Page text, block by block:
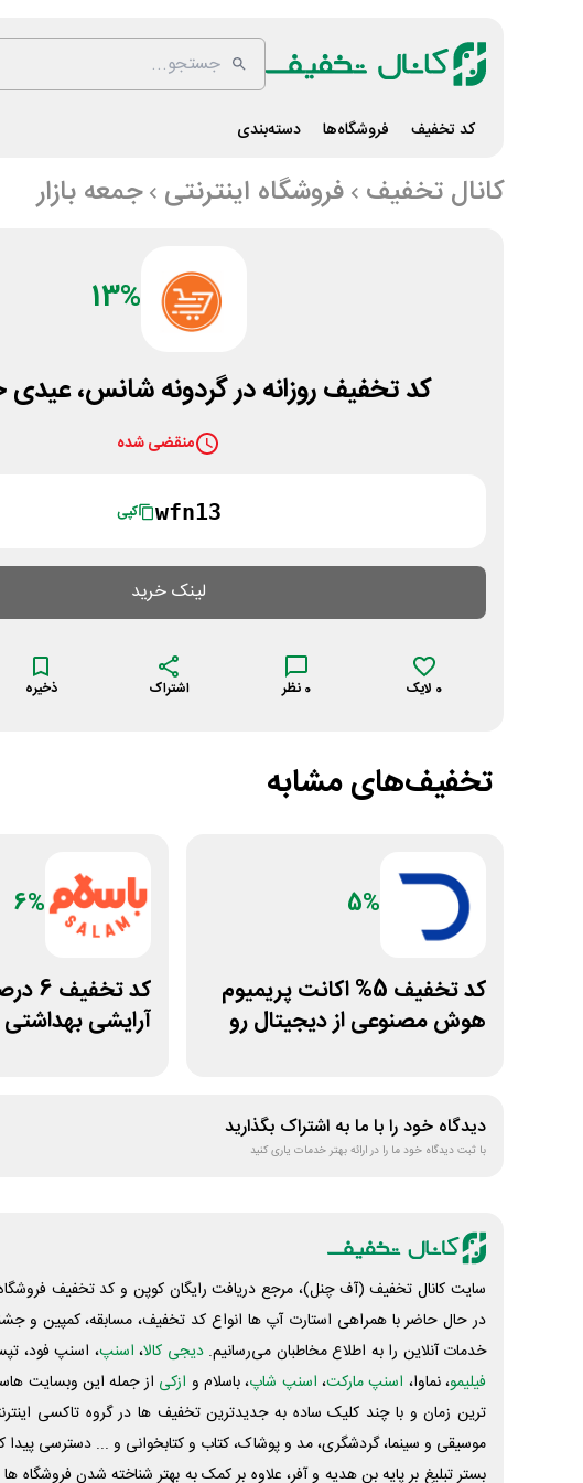
کد تخفیف فروشگاه‌ها دسته‌بندی
کانال تخفیف فروشگاه اینترنتی جمعه بازار
13%
کد تخفیف روزانه در گردونه شانس، عیدی
منقضی شده
wfn13 کپی
لینک خرید
0 لایک 0 نظر اشتراک ذخیره
تخفیف‌های مشابه
5%
کد تخفیف 5% اکانت پریمیوم
هوش مصنوعی از دیجیتال رو
6%
کد
آرایشی بهداشتی
دیدگاه خود را با ما به اشتراک بگذارید
با ثبت دیدگاه خود ما را در ارائه بهتر خدمات یاری کنید
سایت کانال تخفیف (آف چنل)، مرجع دریافت رایگان کوپن و کد تخفیف
در حال حاضر با همراهی استارت آپ ها انواع کد تخفیف، مسابقه، کمپین و
خدمات آنلاین را به اطلاع مخاطبان می‌رسانیم. دیجی کالا، اسنپ، اسنپ فود،
فیلیمو، نماوا، اسنپ مارکت، اسنپ شاپ، باسلام و ازکی از جمله این وبسایت
ترین زمان و با چند کلیک ساده به جدیدترین تخفیف ها در گروه تاکسی
موسیقی و سینما، گردشگری، مد و پوشاک، کتاب و کتابخوانی و ... دسترسی پیدا
بستر تبلیغ بر پایه بن هدیه و آفر، علاوه بر کمک به بهتر شناخته شدن